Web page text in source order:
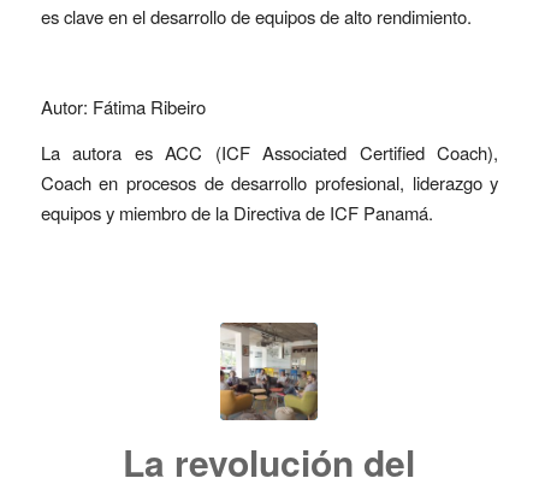
es clave en el desarrollo de equipos de alto rendimiento.
Autor: Fátima Ribeiro
La autora es ACC (ICF Associated Certified Coach),
Coach en procesos de desarrollo profesional, liderazgo y
equipos y miembro de la Directiva de ICF Panamá.
La revolución del